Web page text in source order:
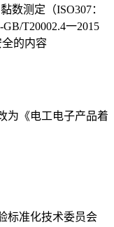
数测定（ISO307：
T20002.4一2015
的内容
为《电工电子产品着
标准化技术委员会